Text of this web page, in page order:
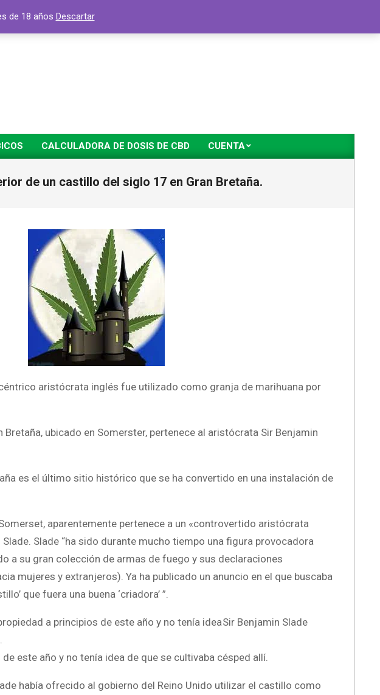
CALCULADORA DE DOSIS DE CBD CUENTA
de un castillo del siglo 17 en Gran Bretaña.
aristócrata inglés fue utilizado como granja de marihuana por
Bretaña, ubicado en Somerster, pertenece al aristócrata Sir Benjamin
es el último sitio histórico que se ha convertido en una instalación de
aparentemente pertenece a un «controvertido aristócrata
Slade “ha sido durante mucho tiempo una figura provocadora
a su gran colección de armas de fuego y sus declaraciones
mujeres y extranjeros). Ya ha publicado un anuncio en el que buscaba
que fuera una buena ‘criadora’ ”.
Sir Benjamin Slade
este año y no tenía idea de que se cultivaba césped allí.
había ofrecido al gobierno del Reino Unido utilizar el castillo como
de 18 años Descartar